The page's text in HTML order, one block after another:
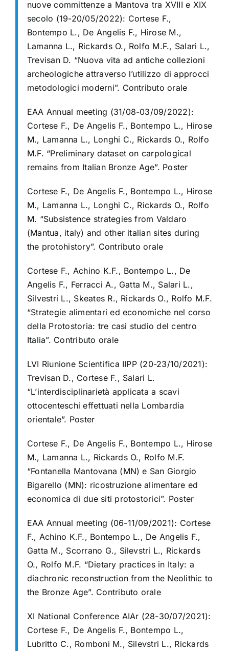
nuove committenze a Mantova tra XVIII e XIX
secolo (19-20/05/2022): Cortese F.,
Bontempo L., De Angelis F., Hirose M.,
Lamanna L., Rickards O., Rolfo M.F., Salari L.,
Trevisan D. “Nuova vita ad antiche collezioni
archeologiche attraverso l’utilizzo di approcci
metodologici moderni”. Contributo orale
EAA Annual meeting (31/08-03/09/2022):
Cortese F., De Angelis F., Bontempo L., Hirose
M., Lamanna L., Longhi C., Rickards O., Rolfo
M.F. “Preliminary dataset on carpological
remains from Italian Bronze Age”. Poster
Cortese F., De Angelis F., Bontempo L., Hirose
M., Lamanna L., Longhi C., Rickards O., Rolfo
M. “Subsistence strategies from Valdaro
(Mantua, italy) and other italian sites during
the protohistory”. Contributo orale
Cortese F., Achino K.F., Bontempo L., De
Angelis F., Ferracci A., Gatta M., Salari L.,
Silvestri L., Skeates R., Rickards O., Rolfo M.F.
“Strategie alimentari ed economiche nel corso
della Protostoria: tre casi studio del centro
Italia”. Contributo orale
LVI Riunione Scientifica IIPP (20-23/10/2021):
Trevisan D., Cortese F., Salari L.
“L’interdisciplinarietà applicata a scavi
ottocenteschi effettuati nella Lombardia
orientale”. Poster
Cortese F., De Angelis F., Bontempo L., Hirose
M., Lamanna L., Rickards O., Rolfo M.F.
“Fontanella Mantovana (MN) e San Giorgio
Bigarello (MN): ricostruzione alimentare ed
economica di due siti protostorici”. Poster
EAA Annual meeting (06-11/09/2021): Cortese
F., Achino K.F., Bontempo L., De Angelis F.,
Gatta M., Scorrano G., Silevstri L., Rickards
O., Rolfo M.F. “Dietary practices in Italy: a
diachronic reconstruction from the Neolithic to
the Bronze Age”. Contributo orale
XI National Conference AIAr (28-30/07/2021):
Cortese F., De Angelis F., Bontempo L.,
Lubritto C., Romboni M., Silevstri L., Rickards